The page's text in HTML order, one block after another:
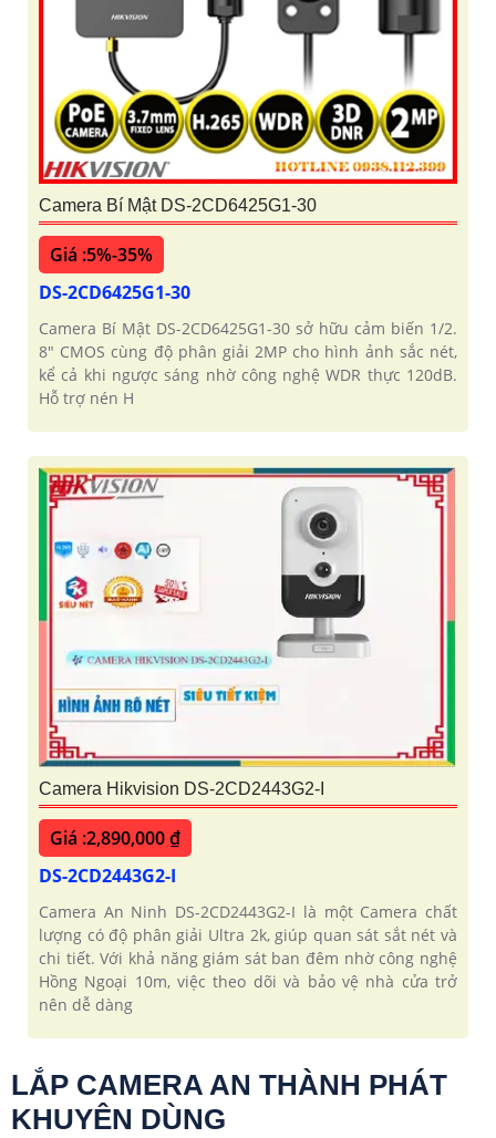
Camera Bí Mật DS-2CD6425G1-30
Giá :5%-35%
DS-2CD6425G1-30
Camera Bí Mật DS-2CD6425G1-30 sở hữu cảm biến 1/2.
8" CMOS cùng độ phân giải 2MP cho hình ảnh sắc nét,
kể cả khi ngược sáng nhờ công nghệ WDR thực 120dB.
Hỗ trợ nén H
Camera Hikvision DS-2CD2443G2-I
Giá :2,890,000 ₫
DS-2CD2443G2-I
Camera An Ninh DS-2CD2443G2-I là một Camera chất
lượng có độ phân giải Ultra 2k, giúp quan sát sắt nét và
chi tiết. Với khả năng giám sát ban đêm nhờ công nghệ
Hồng Ngoại 10m, việc theo dõi và bảo vệ nhà cửa trở
nên dễ dàng
LẮP CAMERA AN THÀNH PHÁT
KHUYÊN DÙNG